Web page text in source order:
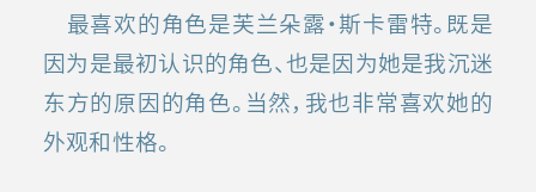
最喜欢的角色是芙兰朵露·斯卡雷特。既是
因为是最初认识的角色、也是因为她是我沉迷
东方的原因的角色。当然，我也非常喜欢她的
外观和性格。